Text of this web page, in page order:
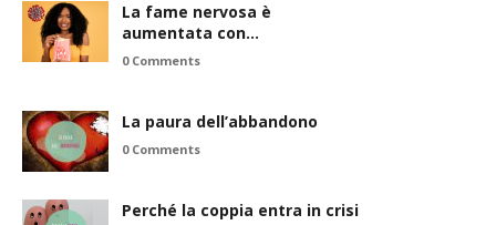
La fame nervosa è
aumentata con…
0 Comments
La paura dell’abbandono
0 Comments
Perché la coppia entra in crisi